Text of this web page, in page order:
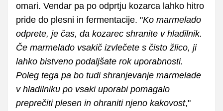
omari. Vendar pa po odprtju kozarca lahko hitro
pride do plesni in fermentacije. "Ko marmelado
odprete, je čas, da kozarec shranite v hladilnik.
Če marmelado vsakič izvlečete s čisto žlico, ji
lahko bistveno podaljšate rok uporabnosti.
Poleg tega pa bo tudi shranjevanje marmelade
v hladilniku po vsaki uporabi pomagalo
preprečiti plesen in ohraniti njeno kakovost,"